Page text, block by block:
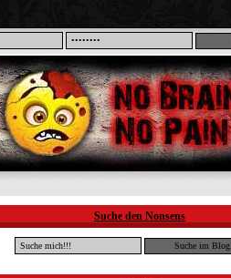
Suche den Nonsens